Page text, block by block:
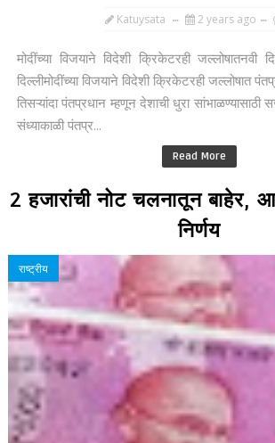
Katuysata 2 years ago
मोदींच्या विजयाने विदेशी क्रिकेटरही जल्लोषातनवी
दिल्लीमोदींच्या विजयाने विदेशी क्रिकेटरही जल्लोषात
तिसऱ्यांदा पंतप्रधान म्हणून देशाची धुरा सांभाळण्यासाठी
संध्याकाळी पंतप्र...
Read More
2 हजारांची नोट चलनातून बाहेर,
निर्णय
राष्ट्रीय